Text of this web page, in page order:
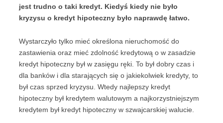
jest trudno o taki kredyt. Kiedyś kiedy nie było
kryzysu o kredyt hipoteczny było naprawdę łatwo.
Wystarczyło tylko mieć określona nieruchomość do
zastawienia oraz mieć zdolność kredytową o w zasadzie
kredyt hipoteczny był w zasięgu ręki. To był dobry czas i
dla banków i dla starających się o jakiekolwiek kredyty, to
był czas sprzed kryzysu. Wtedy najlepszy kredyt
hipoteczny był kredytem walutowym a najkorzystniejszym
kredytem był kredyt hipoteczny w szwajcarskiej walucie.